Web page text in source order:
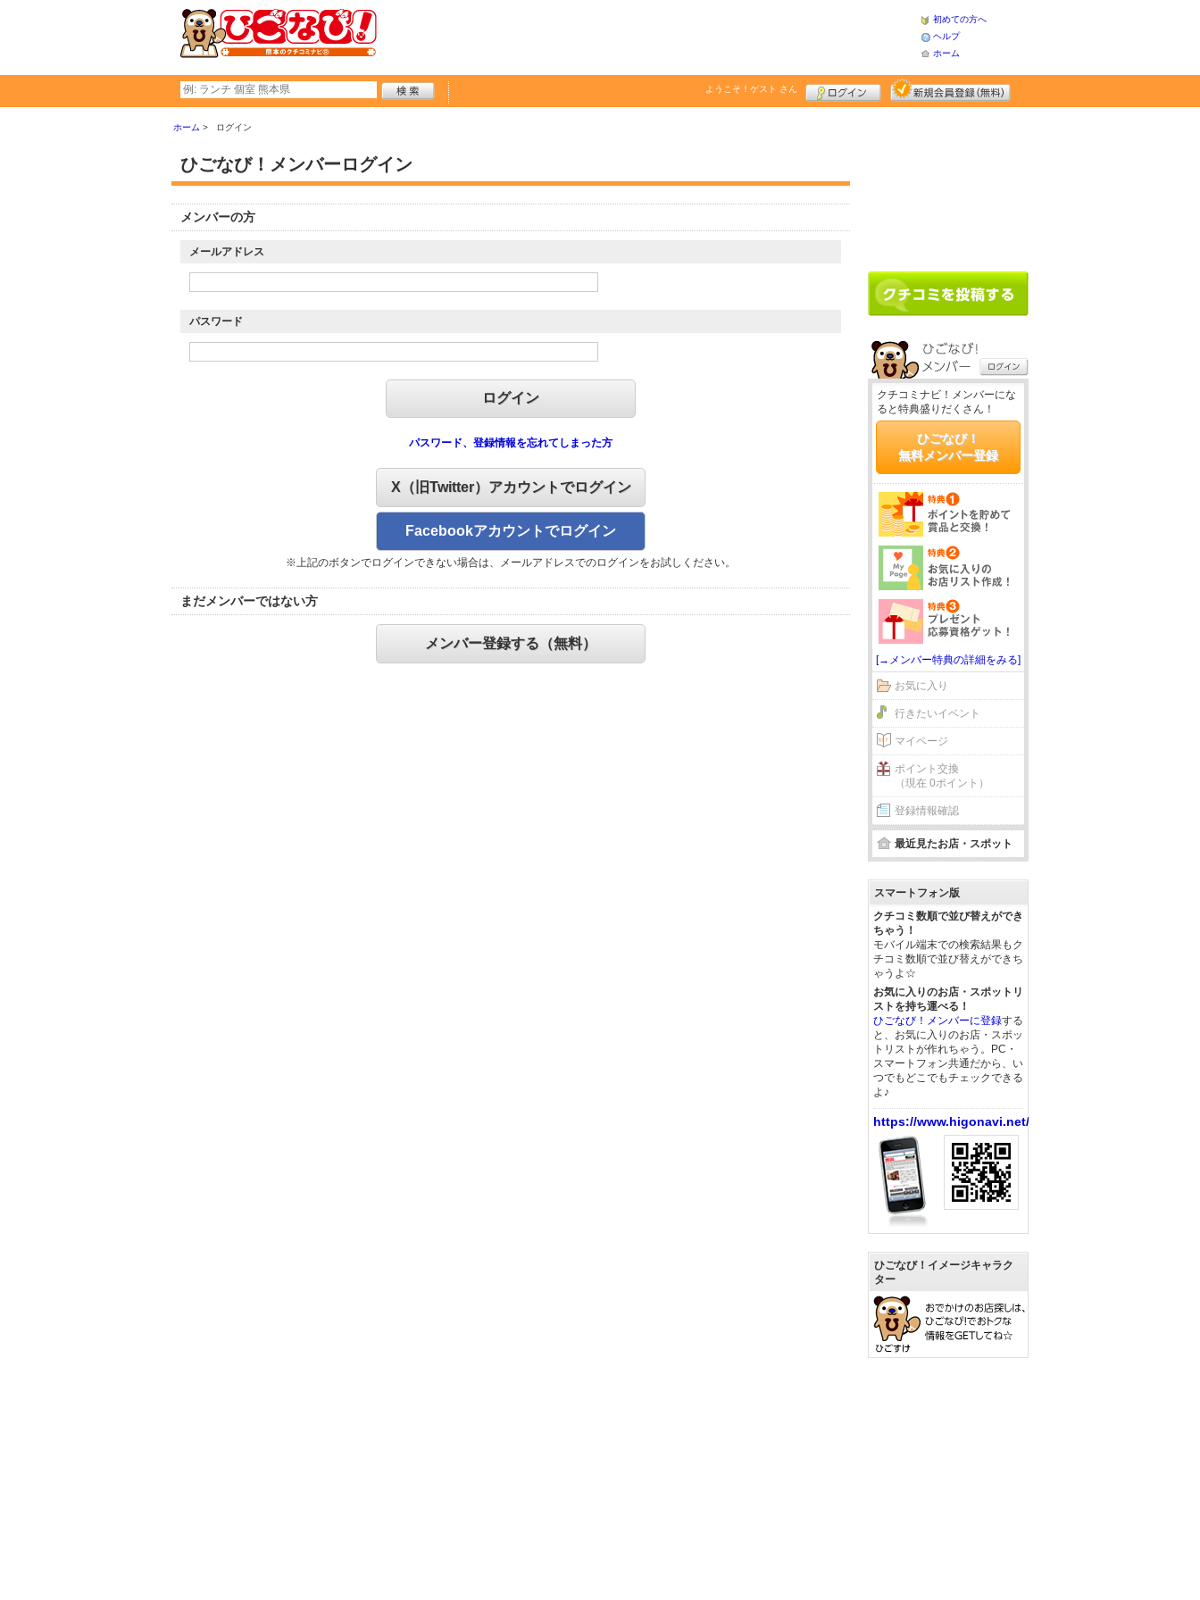
初めての方へ
ヘルプ
ホーム
ようこそ！ ゲスト さん
ホーム ログイン
ひごなび！メンバーログイン
メンバーの方
メールアドレス
パスワード
パスワード、登録情報を忘れてしまった方
X（旧Twitter）アカウントでログイン
Facebookアカウントでログイン
※上記のボタンでログインできない場合は、メールアドレスでのログインをお試しください。
まだメンバーではない方
メンバー登録する（無料）
クチコミナビ！メンバーにな
ると特典盛りだくさん！
ひごなび！
無料メンバー登録
[→メンバー特典の詳細をみる]
お気に入り
行きたいイベント
マイページ
ポイント交換
（現在 0ポイント）
登録情報確認
最近見たお店・スポット
スマートフォン版
クチコミ数順で並び替えができ
ちゃう！
モバイル端末での検索結果もク
チコミ数順で並び替えができち
ゃうよ☆
お気に入りのお店・スポットリ
ストを持ち運べる！
ひごなび！メンバーに登録する
と、お気に入りのお店・スポッ
トリストが作れちゃう。PC・
スマートフォン共通だから、い
つでもどこでもチェックできる
よ♪
https://www.higonavi.net/
ひごなび！イメージキャラク
ター